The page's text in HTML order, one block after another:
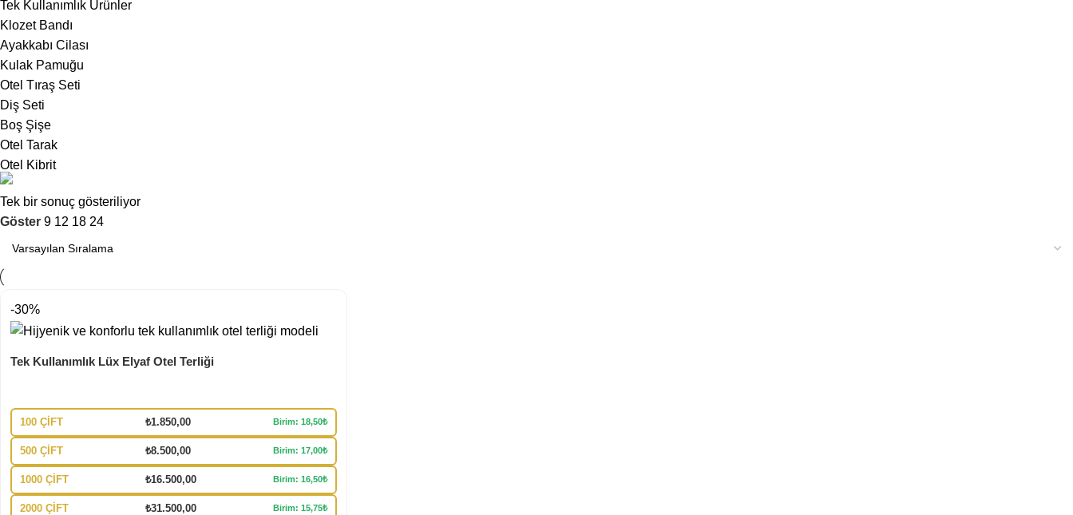
Tek Kullanımlık Ürünler
Klozet Bandı
Ayakkabı Cilası
Kulak Pamuğu
Otel Tıraş Seti
Diş Seti
Boş Şişe
Otel Tarak
Otel Kibrit
Mağazamız
Tek bir sonuç gösteriliyor
Göster 9 12 18 24
-30%
Tek Kullanımlık Lüx Elyaf Otel Terliği
100 ÇİFT ₺1.850,00 Birim: 18,50₺
500 ÇİFT ₺8.500,00 Birim: 17,00₺
1000 ÇİFT ₺16.500,00 Birim: 16,50₺
2000 ÇİFT ₺31.500,00 Birim: 15,75₺